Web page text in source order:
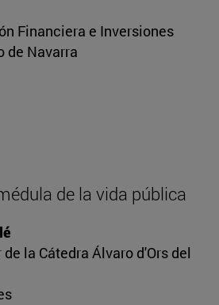
Financiera e Inversiones
de Navarra
de la vida pública
la Cátedra Álvaro d'Ors del